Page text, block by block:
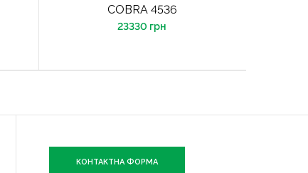
COBRA 4536
23330 грн
КОНТАКТНА ФОРМА